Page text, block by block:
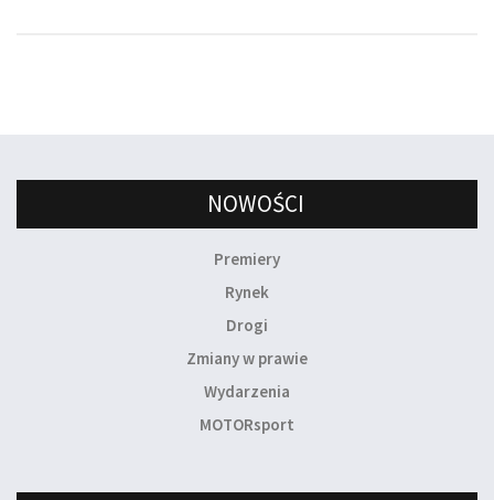
NOWOŚCI
Premiery
Rynek
Drogi
Zmiany w prawie
Wydarzenia
MOTORsport